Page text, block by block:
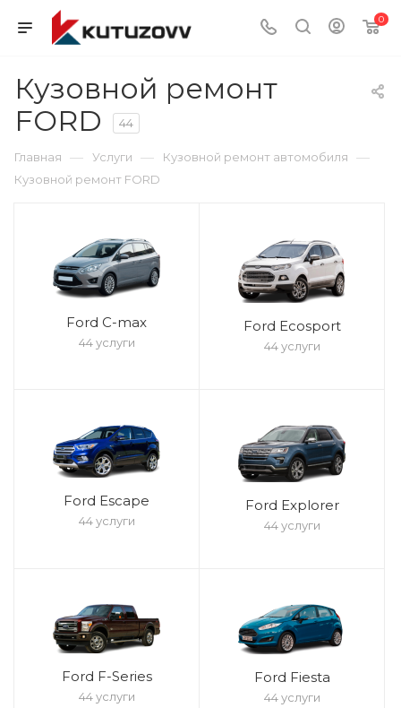
0
Кузовной ремонт
FORD
44
Главная — Услуги — Кузовной ремонт автомобиля —
Кузовной ремонт FORD
Ford C-max
44 услуги
Ford Ecosport
44 услуги
Ford Escape
44 услуги
Ford Explorer
44 услуги
Ford F-Series
44 услуги
Ford Fiesta
44 услуги